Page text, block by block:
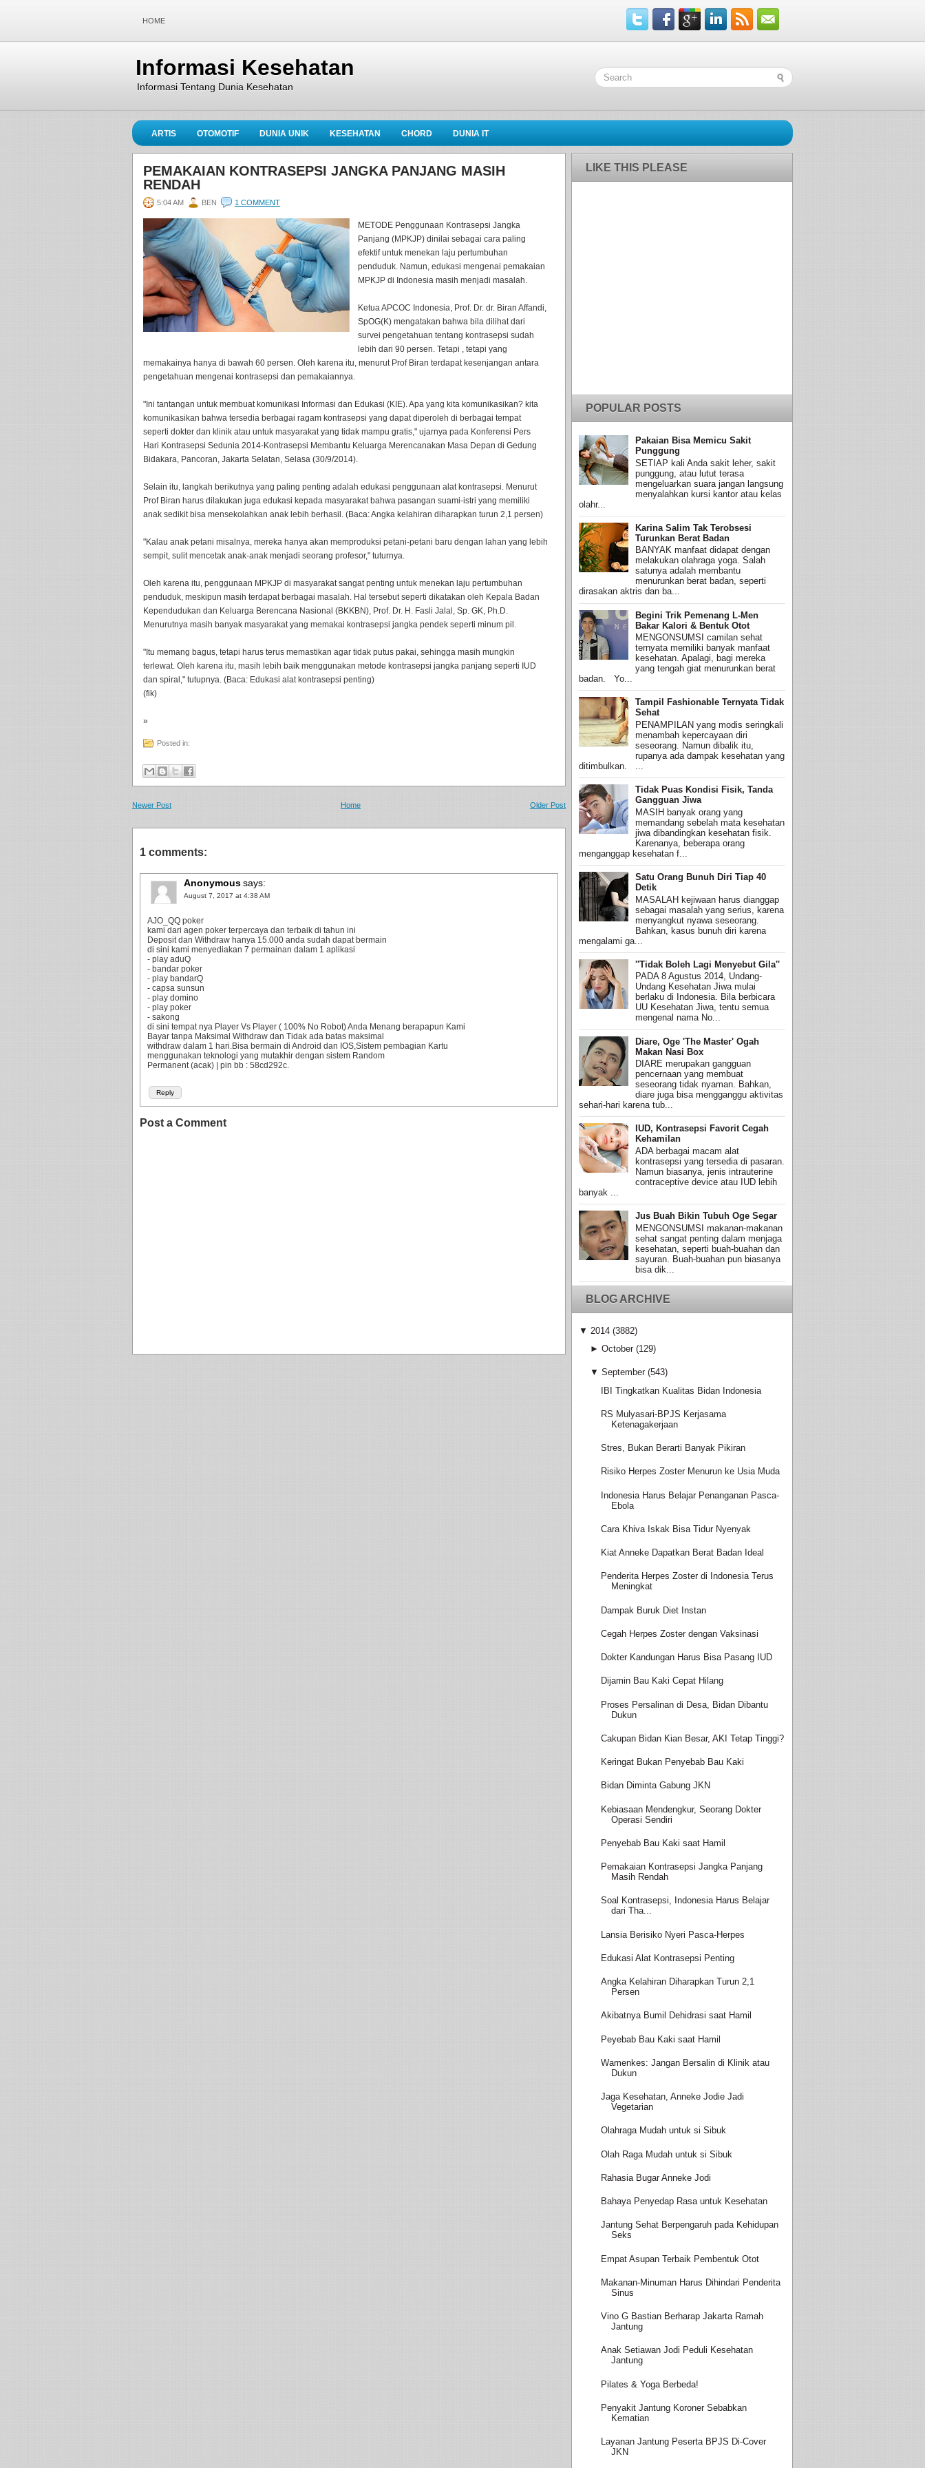
HOME
Informasi Kesehatan
Informasi Tentang Dunia Kesehatan
ARTIS OTOMOTIF DUNIA UNIK KESEHATAN CHORD DUNIA IT
PEMAKAIAN KONTRASEPSI JANGKA PANJANG MASIH
RENDAH
5:04 AM BEN 1 COMMENT
METODE Penggunaan Kontrasepsi Jangka
Panjang (MPKJP) dinilai sebagai cara paling
efektif untuk menekan laju pertumbuhan
penduduk. Namun, edukasi mengenai pemakaian
MPKJP di Indonesia masih menjadi masalah.
Ketua APCOC Indonesia, Prof. Dr. dr. Biran Affandi,
SpOG(K) mengatakan bahwa bila dilihat dari
survei pengetahuan tentang kontrasepsi sudah
lebih dari 90 persen. Tetapi , tetapi yang
memakainya hanya di bawah 60 persen. Oleh karena itu, menurut Prof Biran terdapat kesenjangan antara
pengetahuan mengenai kontrasepsi dan pemakaiannya.
"Ini tantangan untuk membuat komunikasi Informasi dan Edukasi (KIE). Apa yang kita komunikasikan? kita
komunikasikan bahwa tersedia berbagai ragam kontrasepsi yang dapat diperoleh di berbagai tempat
seperti dokter dan klinik atau untuk masyarakat yang tidak mampu gratis," ujarnya pada Konferensi Pers
Hari Kontrasepsi Sedunia 2014-Kontrasepsi Membantu Keluarga Merencanakan Masa Depan di Gedung
Bidakara, Pancoran, Jakarta Selatan, Selasa (30/9/2014).
Selain itu, langkah berikutnya yang paling penting adalah edukasi penggunaan alat kontrasepsi. Menurut
Prof Biran harus dilakukan juga edukasi kepada masyarakat bahwa pasangan suami-istri yang memiliki
anak sedikit bisa mensekolahkan anak lebih berhasil. (Baca: Angka kelahiran diharapkan turun 2,1 persen)
"Kalau anak petani misalnya, mereka hanya akan memproduksi petani-petani baru dengan lahan yang lebih
sempit, sulit mencetak anak-anak menjadi seorang profesor," tuturnya.
Oleh karena itu, penggunaan MPKJP di masyarakat sangat penting untuk menekan laju pertumbuhan
penduduk, meskipun masih terdapat berbagai masalah. Hal tersebut seperti dikatakan oleh Kepala Badan
Kependudukan dan Keluarga Berencana Nasional (BKKBN), Prof. Dr. H. Fasli Jalal, Sp. GK, Ph.D.
Menurutnya masih banyak masyarakat yang memakai kontrasepsi jangka pendek seperti minum pil.
"Itu memang bagus, tetapi harus terus memastikan agar tidak putus pakai, sehingga masih mungkin
terlewat. Oleh karena itu, masih lebih baik menggunakan metode kontrasepsi jangka panjang seperti IUD
dan spiral," tutupnya. (Baca: Edukasi alat kontrasepsi penting)
(fik)
»
Posted in:
Newer Post Older Post
Home
1 comments:
Anonymoussays:
August 7, 2017 at 4:38 AM
Reply
AJO_QQ poker
kami dari agen poker terpercaya dan terbaik di tahun ini
Deposit dan Withdraw hanya 15.000 anda sudah dapat bermain
di sini kami menyediakan 7 permainan dalam 1 aplikasi
- play aduQ
- bandar poker
- play bandarQ
- capsa sunsun
- play domino
- play poker
- sakong
di sini tempat nya Player Vs Player ( 100% No Robot) Anda Menang berapapun Kami
Bayar tanpa Maksimal Withdraw dan Tidak ada batas maksimal
withdraw dalam 1 hari.Bisa bermain di Android dan IOS,Sistem pembagian Kartu
menggunakan teknologi yang mutakhir dengan sistem Random
Permanent (acak) | pin bb : 58cd292c.
Post a Comment
LIKE THIS PLEASE
POPULAR POSTS
Pakaian Bisa Memicu Sakit
Punggung
SETIAP kali Anda sakit leher, sakit
punggung, atau lutut terasa
mengeluarkan suara jangan langsung
menyalahkan kursi kantor atau kelas
olahr...
Karina Salim Tak Terobsesi
Turunkan Berat Badan
BANYAK manfaat didapat dengan
melakukan olahraga yoga. Salah
satunya adalah membantu
menurunkan berat badan, seperti
dirasakan aktris dan ba...
Begini Trik Pemenang L-Men
Bakar Kalori & Bentuk Otot
MENGONSUMSI camilan sehat
ternyata memiliki banyak manfaat
kesehatan. Apalagi, bagi mereka
yang tengah giat menurunkan berat
badan. Yo...
Tampil Fashionable Ternyata Tidak
Sehat
PENAMPILAN yang modis seringkali
menambah kepercayaan diri
seseorang. Namun dibalik itu,
rupanya ada dampak kesehatan yang
ditimbulkan. ...
Tidak Puas Kondisi Fisik, Tanda
Gangguan Jiwa
MASIH banyak orang yang
memandang sebelah mata kesehatan
jiwa dibandingkan kesehatan fisik.
Karenanya, beberapa orang
menganggap kesehatan f...
Satu Orang Bunuh Diri Tiap 40
Detik
MASALAH kejiwaan harus dianggap
sebagai masalah yang serius, karena
menyangkut nyawa seseorang.
Bahkan, kasus bunuh diri karena
mengalami ga...
''Tidak Boleh Lagi Menyebut Gila''
PADA 8 Agustus 2014, Undang-
Undang Kesehatan Jiwa mulai
berlaku di Indonesia. Bila berbicara
UU Kesehatan Jiwa, tentu semua
mengenal nama No...
Diare, Oge 'The Master' Ogah
Makan Nasi Box
DIARE merupakan gangguan
pencernaan yang membuat
seseorang tidak nyaman. Bahkan,
diare juga bisa mengganggu aktivitas
sehari-hari karena tub...
IUD, Kontrasepsi Favorit Cegah
Kehamilan
ADA berbagai macam alat
kontrasepsi yang tersedia di pasaran.
Namun biasanya, jenis intrauterine
contraceptive device atau IUD lebih
banyak ...
Jus Buah Bikin Tubuh Oge Segar
MENGONSUMSI makanan-makanan
sehat sangat penting dalam menjaga
kesehatan, seperti buah-buahan dan
sayuran. Buah-buahan pun biasanya
bisa dik...
BLOG ARCHIVE
▼ 2014 (3882)
► October (129)
▼ September (543)
IBI Tingkatkan Kualitas Bidan Indonesia
RS Mulyasari-BPJS Kerjasama
Ketenagakerjaan
Stres, Bukan Berarti Banyak Pikiran
Risiko Herpes Zoster Menurun ke Usia Muda
Indonesia Harus Belajar Penanganan Pasca-
Ebola
Cara Khiva Iskak Bisa Tidur Nyenyak
Kiat Anneke Dapatkan Berat Badan Ideal
Penderita Herpes Zoster di Indonesia Terus
Meningkat
Dampak Buruk Diet Instan
Cegah Herpes Zoster dengan Vaksinasi
Dokter Kandungan Harus Bisa Pasang IUD
Dijamin Bau Kaki Cepat Hilang
Proses Persalinan di Desa, Bidan Dibantu
Dukun
Cakupan Bidan Kian Besar, AKI Tetap Tinggi?
Keringat Bukan Penyebab Bau Kaki
Bidan Diminta Gabung JKN
Kebiasaan Mendengkur, Seorang Dokter
Operasi Sendiri
Penyebab Bau Kaki saat Hamil
Pemakaian Kontrasepsi Jangka Panjang
Masih Rendah
Soal Kontrasepsi, Indonesia Harus Belajar
dari Tha...
Lansia Berisiko Nyeri Pasca-Herpes
Edukasi Alat Kontrasepsi Penting
Angka Kelahiran Diharapkan Turun 2,1
Persen
Akibatnya Bumil Dehidrasi saat Hamil
Peyebab Bau Kaki saat Hamil
Wamenkes: Jangan Bersalin di Klinik atau
Dukun
Jaga Kesehatan, Anneke Jodie Jadi
Vegetarian
Olahraga Mudah untuk si Sibuk
Olah Raga Mudah untuk si Sibuk
Rahasia Bugar Anneke Jodi
Bahaya Penyedap Rasa untuk Kesehatan
Jantung Sehat Berpengaruh pada Kehidupan
Seks
Empat Asupan Terbaik Pembentuk Otot
Makanan-Minuman Harus Dihindari Penderita
Sinus
Vino G Bastian Berharap Jakarta Ramah
Jantung
Anak Setiawan Jodi Peduli Kesehatan
Jantung
Pilates & Yoga Berbeda!
Penyakit Jantung Koroner Sebabkan
Kematian
Layanan Jantung Peserta BPJS Di-Cover
JKN